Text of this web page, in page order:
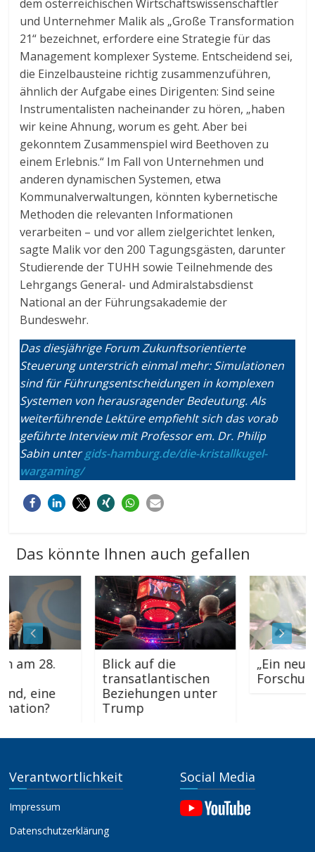
dem österreichischen Wirtschaftswissenschaftler
und Unternehmer Malik als „Große Transformation
21“ bezeichnet, erfordere eine Strategie für das
Management komplexer Systeme. Entscheidend sei,
die Einzelbausteine richtig zusammenzuführen,
ähnlich der Aufgabe eines Dirigenten: Sind seine
Instrumentalisten nacheinander zu hören, „haben
wir keine Ahnung, worum es geht. Aber bei
gekonntem Zusammenspiel wird Beethoven zu
einem Erlebnis.“ Im Fall von Unternehmen und
anderen dynamischen Systemen, etwa
Kommunalverwaltungen, könnten kybernetische
Methoden die relevanten Informationen
verarbeiten – und vor allem zielgerichtet lenken,
sagte Malik vor den 200 Tagungsgästen, darunter
Studierende der TUHH sowie Teilnehmende des
Lehrgangs General- und Admiralstabsdienst
National an der Führungsakademie der
Bundeswehr.
Das diesjährige Forum Zukunftsorientierte
Steuerung unterstrich einmal mehr: Simulationen
sind für Führungsentscheidungen in komplexen
Systemen von herausragender Bedeutung. Als
weiterführende Lektüre empfiehlt sich das vorab
geführte Interview mit Professor em. Dr. Philip
Sabin untergids-hamburg.de/die-kristallkugel-
wargaming/
Das könnte Ihnen auch gefallen
Blick auf die
transatlantischen
Beziehungen unter
Trump
„Ein neues
Verantwortlichkeit
Impressum
Datenschutzerklärung
Social Media